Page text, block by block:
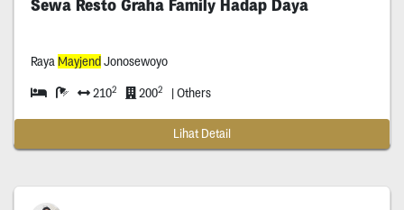
Sewa Resto Graha Family Hadap Daya
Raya Mayjend Jonosewoyo
2102 2002 | Others
Lihat Detail